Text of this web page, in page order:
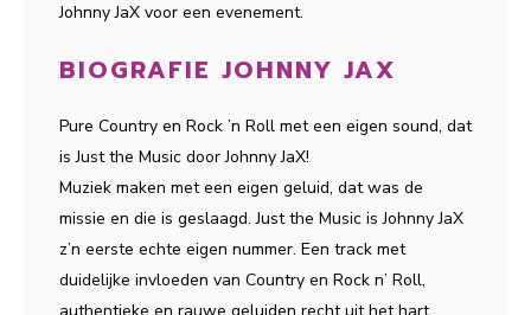
Johnny JaX voor een evenement.
BIOGRAFIE JOHNNY JAX
Pure Country en Rock ’n Roll met een eigen sound, dat
is Just the Music door Johnny JaX!
Muziek maken met een eigen geluid, dat was de
missie en die is geslaagd. Just the Music is Johnny JaX
z’n eerste echte eigen nummer. Een track met
duidelijke invloeden van Country en Rock n’ Roll,